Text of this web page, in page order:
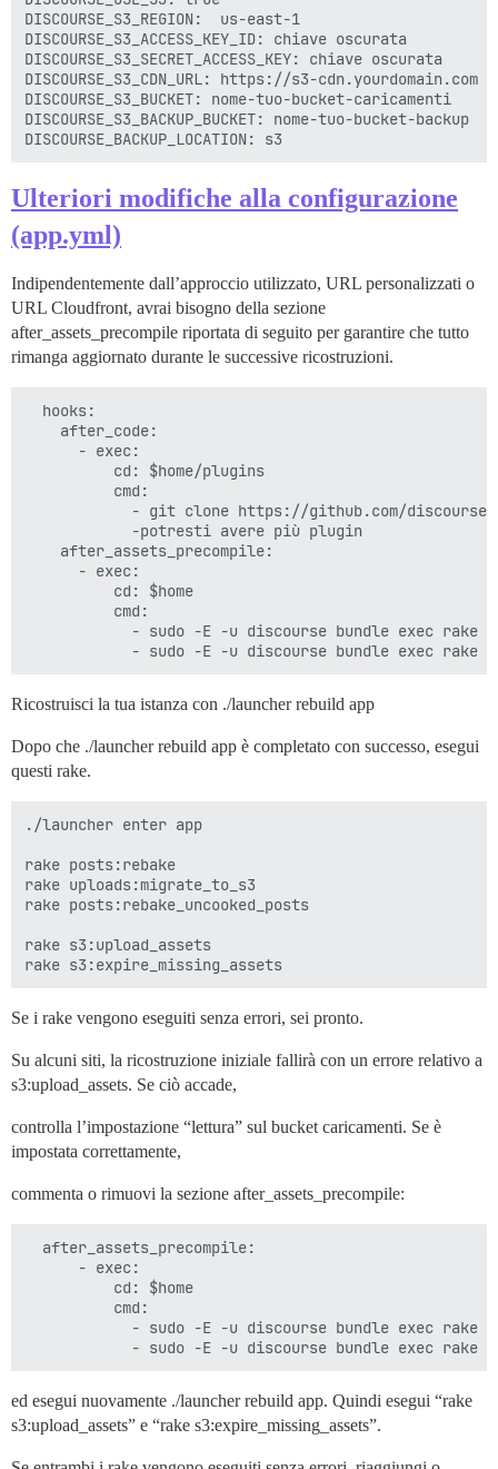
DISCOURSE_S3_REGION:  us-east-1
DISCOURSE_S3_ACCESS_KEY_ID: chiave oscurata
DISCOURSE_S3_SECRET_ACCESS_KEY: chiave oscurata
DISCOURSE_S3_CDN_URL: https://s3-cdn.yourdomain.com
DISCOURSE_S3_BUCKET: nome-tuo-bucket-caricamenti
DISCOURSE_S3_BACKUP_BUCKET: nome-tuo-bucket-backup
Ulteriori modifiche alla configurazione
(app.yml)
Indipendentemente dall’approccio utilizzato, URL personalizzati o
URL Cloudfront, avrai bisogno della sezione
after_assets_precompile riportata di seguito per garantire che tutto
rimanga aggiornato durante le successive ricostruzioni.
  hooks:
    after_code:
      - exec:
          cd: $home/plugins
          cmd:
- git clone https://github.com/
            -potresti avere più plugin
    after_assets_precompile:
      - exec:
          cd: $home
          cmd:
- sudo -E -u discourse bundle exec rake
Ricostruisci la tua istanza con ./launcher rebuild app
Dopo che ./launcher rebuild app è completato con successo, esegui
questi rake.
./launcher enter app
rake posts:rebake
rake uploads:migrate_to_s3
rake posts:rebake_uncooked_posts
rake s3:upload_assets
Se i rake vengono eseguiti senza errori, sei pronto.
Su alcuni siti, la ricostruzione iniziale fallirà con un errore relativo a
s3:upload_assets. Se ciò accade,
controlla l’impostazione “lettura” sul bucket caricamenti. Se è
impostata correttamente,
commenta o rimuovi la sezione after_assets_precompile:
  after_assets_precompile:
      - exec:
          cd: $home
          cmd:
- sudo -E -u discourse bundle exec rake
ed esegui nuovamente ./launcher rebuild app. Quindi esegui “rake
s3:upload_assets” e “rake s3:expire_missing_assets”.